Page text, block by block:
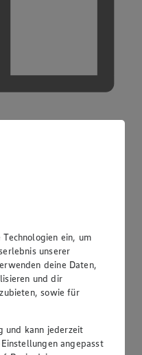
ein, um
unserer
deine Daten,
und dir
sowie für
und kann jederzeit
angepasst